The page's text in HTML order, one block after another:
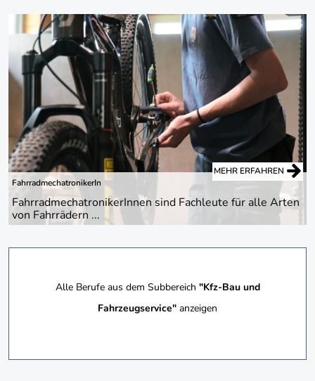
FahrradmechatronikerIn
FahrradmechatronikerInnen sind Fachleute für alle Arten
von Fahrrädern ...
MEHR ERFAHREN
Alle Berufe aus dem Subbereich "Kfz-Bau und
Fahrzeugservice" anzeigen